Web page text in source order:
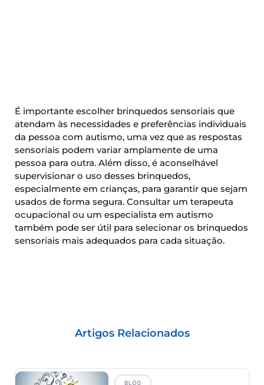
É importante escolher brinquedos sensoriais que
atendam às necessidades e preferências individuais
da pessoa com autismo, uma vez que as respostas
sensoriais podem variar amplamente de uma
pessoa para outra. Além disso, é aconselhável
supervisionar o uso desses brinquedos,
especialmente em crianças, para garantir que sejam
usados de forma segura. Consultar um terapeuta
ocupacional ou um especialista em autismo
também pode ser útil para selecionar os brinquedos
sensoriais mais adequados para cada situação.
Artigos Relacionados
BLOG